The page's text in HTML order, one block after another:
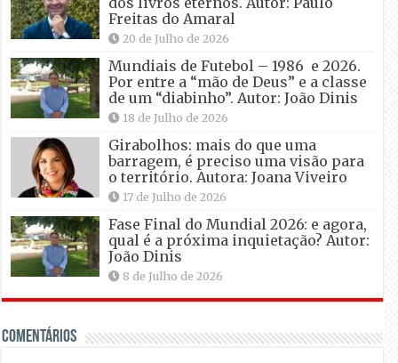
Freitas do Amaral
20 de Julho de 2026
Mundiais de Futebol – 1986 e 2026.
Por entre a “mão de Deus” e a classe
de um “diabinho”. Autor: João Dinis
18 de Julho de 2026
Girabolhos: mais do que uma
barragem, é preciso uma visão para
o território. Autora: Joana Viveiro
17 de Julho de 2026
Fase Final do Mundial 2026: e agora,
qual é a próxima inquietação? Autor:
João Dinis
8 de Julho de 2026
Comentários